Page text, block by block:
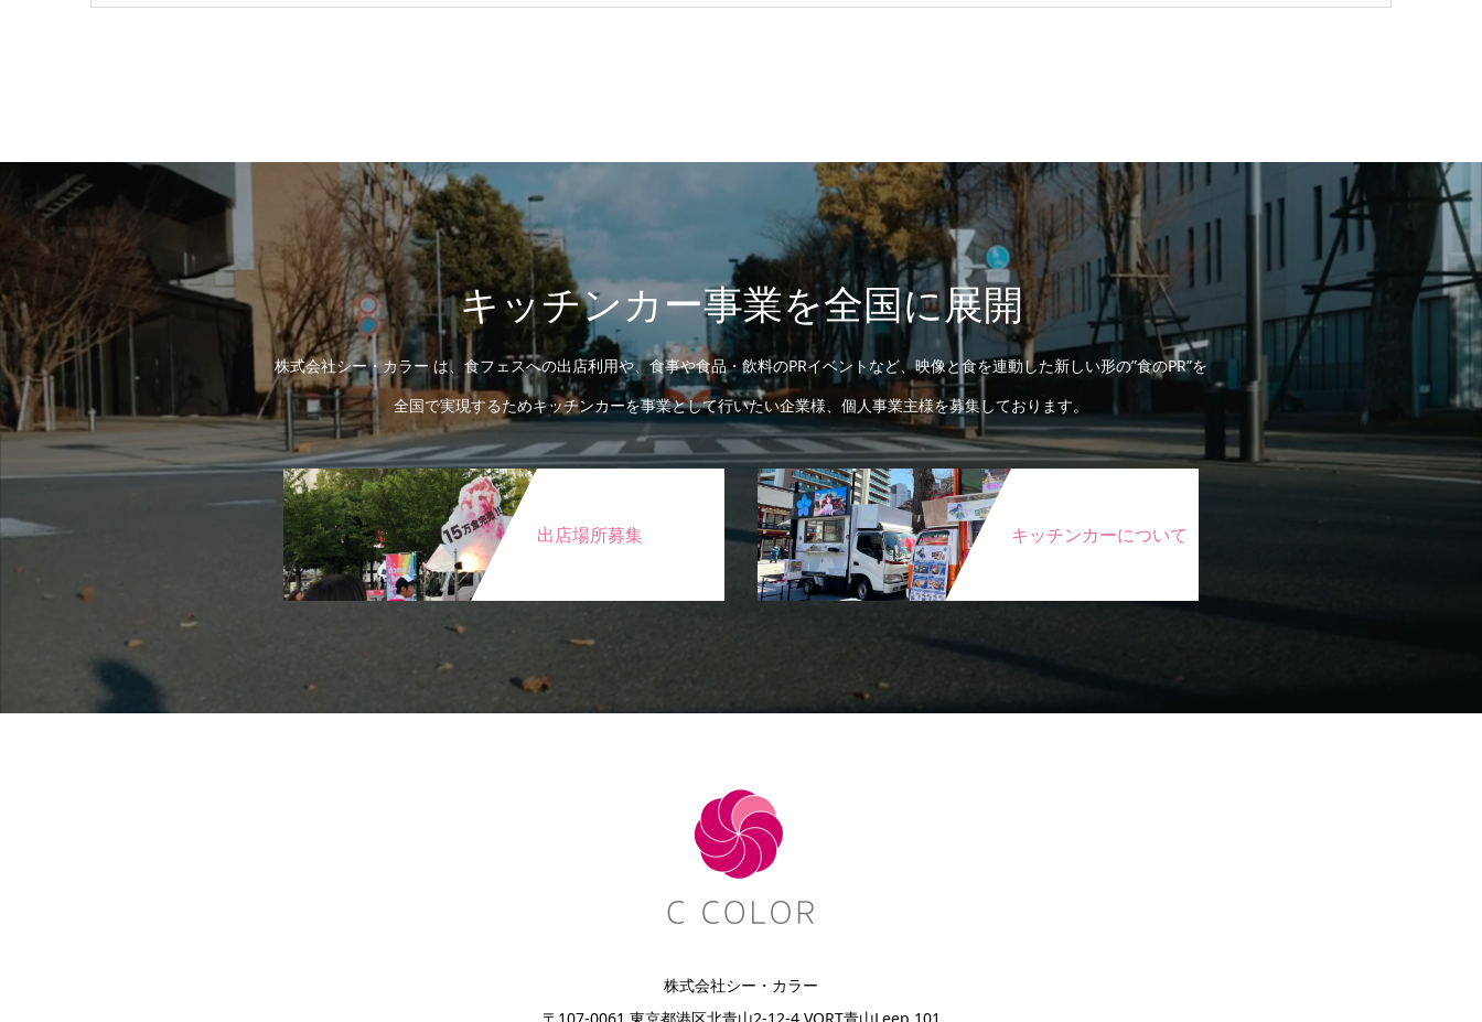
キッチンカー事業を全国に展開
株式会社シー・カラー は、食フェスへの出店利用や、食事や食品・飲料のPRイベントなど、映像と食を連動した新しい形の”食のPR”を
全国で実現するためキッチンカーを事業として行いたい企業様、個人事業主様を募集しております。
出店場所募集 キッチンカーについて
株式会社シー・カラー